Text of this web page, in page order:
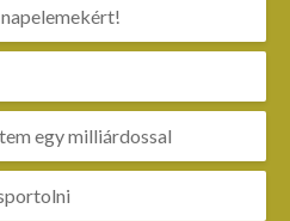
egy milliárdossal